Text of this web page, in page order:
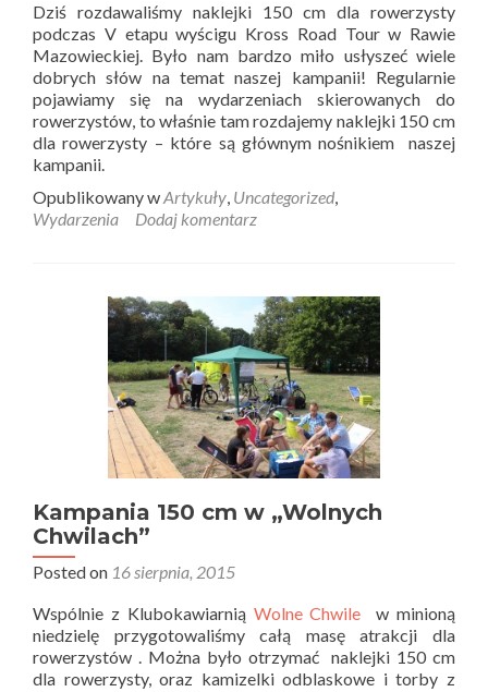
Dziś rozdawaliśmy naklejki 150 cm dla rowerzysty
podczas V etapu wyścigu Kross Road Tour w Rawie
Mazowieckiej. Było nam bardzo miło usłyszeć wiele
dobrych słów na temat naszej kampanii! Regularnie
pojawiamy się na wydarzeniach skierowanych do
rowerzystów, to właśnie tam rozdajemy naklejki 150 cm
dla rowerzysty – które są głównym nośnikiem naszej
kampanii.
Opublikowany wArtykuły, Uncategorized,
Wydarzenia
Dodaj komentarz
Kampania 150 cm w „Wolnych
Chwilach”
Posted on 16 sierpnia, 2015
Wspólnie z Klubokawiarnią Wolne Chwile
w minioną
niedzielę przygotowaliśmy całą masę atrakcji dla
rowerzystów . Można było otrzymać naklejki 150 cm
dla rowerzysty, oraz kamizelki odblaskowe i torby z